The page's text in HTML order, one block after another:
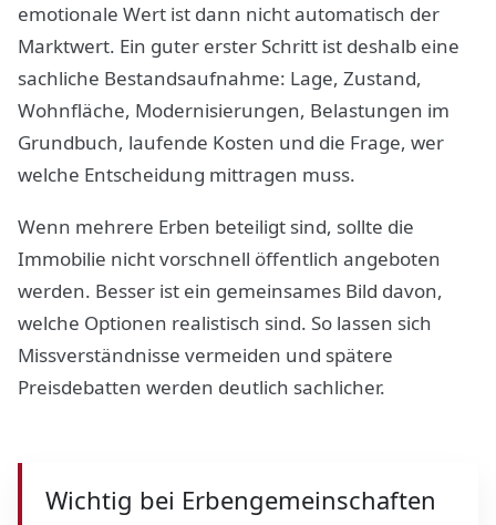
emotionale Wert ist dann nicht automatisch der
Marktwert. Ein guter erster Schritt ist deshalb eine
sachliche Bestandsaufnahme: Lage, Zustand,
Wohnfläche, Modernisierungen, Belastungen im
Grundbuch, laufende Kosten und die Frage, wer
welche Entscheidung mittragen muss.
Wenn mehrere Erben beteiligt sind, sollte die
Immobilie nicht vorschnell öffentlich angeboten
werden. Besser ist ein gemeinsames Bild davon,
welche Optionen realistisch sind. So lassen sich
Missverständnisse vermeiden und spätere
Preisdebatten werden deutlich sachlicher.
Wichtig bei Erbengemeinschaften